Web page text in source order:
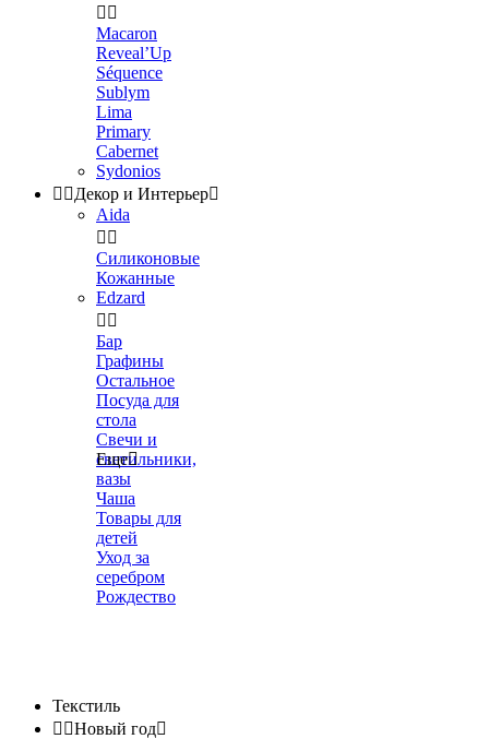
 
Macaron
Reveal’Up
Séquence
Sublym
Lima
Primary
Cabernet
Sydonios
 Декор и Интерьер
Aida
 
Силиконовые
Кожанные
Edzard
 
Бар
Графины
Остальное
Посуда для
стола
Свечи и
светильники,
вазы
Чаша
Товары для
детей
Уход за
серебром
Рождество
Еще
Текстиль
 Новый год